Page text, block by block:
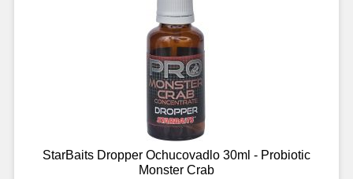
StarBaits Dropper Ochucovadlo 30ml - Probiotic
Monster Crab